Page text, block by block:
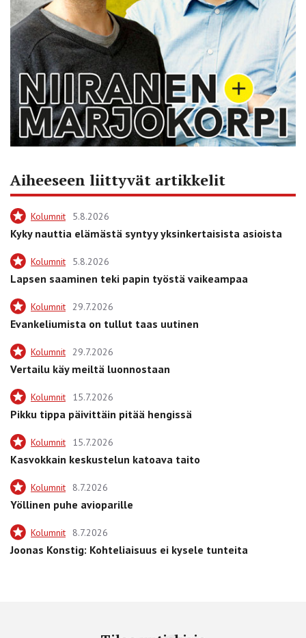
Aiheeseen liittyvät artikkelit
Kolumnit 5.8.2026
Kyky nauttia elämästä syntyy yksinkertaisista asioista
Kolumnit 5.8.2026
Lapsen saaminen teki papin työstä vaikeampaa
Kolumnit 29.7.2026
Evankeliumista on tullut taas uutinen
Kolumnit 29.7.2026
Vertailu käy meiltä luonnostaan
Kolumnit 15.7.2026
Pikku tippa päivittäin pitää hengissä
Kolumnit 15.7.2026
Kasvokkain keskustelun katoava taito
Kolumnit 8.7.2026
Yöllinen puhe avioparille
Kolumnit 8.7.2026
Joonas Konstig: Kohteliaisuus ei kysele tunteita